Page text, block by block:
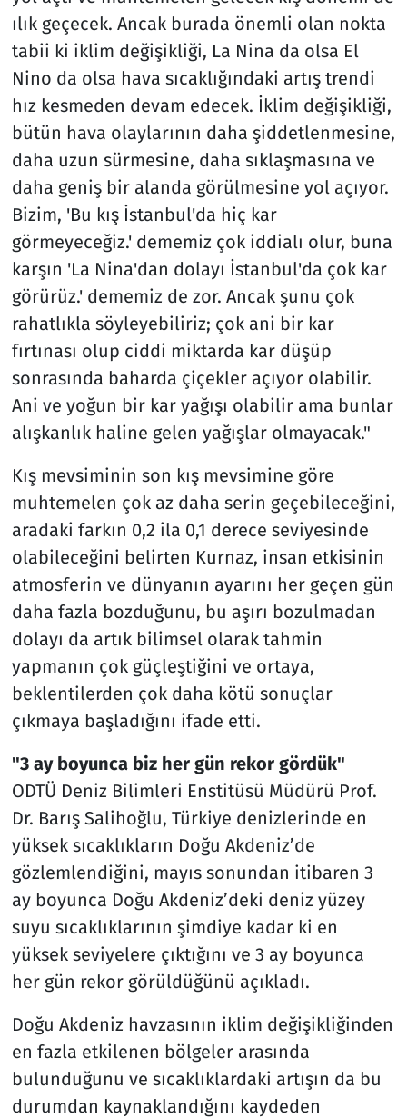
ılık geçecek. Ancak burada önemli olan nokta
tabii ki iklim değişikliği, La Nina da olsa El
Nino da olsa hava sıcaklığındaki artış trendi
hız kesmeden devam edecek. İklim değişikliği,
bütün hava olaylarının daha şiddetlenmesine,
daha uzun sürmesine, daha sıklaşmasına ve
daha geniş bir alanda görülmesine yol açıyor.
Bizim, 'Bu kış İstanbul'da hiç kar
görmeyeceğiz.' dememiz çok iddialı olur, buna
karşın 'La Nina'dan dolayı İstanbul'da çok kar
görürüz.' dememiz de zor. Ancak şunu çok
rahatlıkla söyleyebiliriz; çok ani bir kar
fırtınası olup ciddi miktarda kar düşüp
sonrasında baharda çiçekler açıyor olabilir.
Ani ve yoğun bir kar yağışı olabilir ama bunlar
alışkanlık haline gelen yağışlar olmayacak."
Kış mevsiminin son kış mevsimine göre
muhtemelen çok az daha serin geçebileceğini,
aradaki farkın 0,2 ila 0,1 derece seviyesinde
olabileceğini belirten Kurnaz, insan etkisinin
atmosferin ve dünyanın ayarını her geçen gün
daha fazla bozduğunu, bu aşırı bozulmadan
dolayı da artık bilimsel olarak tahmin
yapmanın çok güçleştiğini ve ortaya,
beklentilerden çok daha kötü sonuçlar
çıkmaya başladığını ifade etti.
"3 ay boyunca biz her gün rekor gördük"
ODTÜ Deniz Bilimleri Enstitüsü Müdürü Prof.
Dr. Barış Salihoğlu, Türkiye denizlerinde en
yüksek sıcaklıkların Doğu Akdeniz’de
gözlemlendiğini, mayıs sonundan itibaren 3
ay boyunca Doğu Akdeniz’deki deniz yüzey
suyu sıcaklıklarının şimdiye kadar ki en
yüksek seviyelere çıktığını ve 3 ay boyunca
her gün rekor görüldüğünü açıkladı.
Doğu Akdeniz havzasının iklim değişikliğinden
en fazla etkilenen bölgeler arasında
bulunduğunu ve sıcaklıklardaki artışın da bu
durumdan kaynaklandığını kaydeden